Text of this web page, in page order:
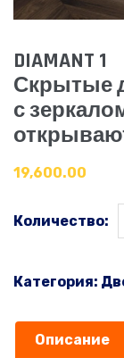
DIAMANT 1
Скрытые
с
19,600.00
Количество:
1
з
Категория:
Описание